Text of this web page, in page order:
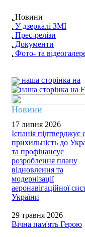
Новини
У дзеркалі ЗМІ
Прес-релізи
Документи
Фото- та
наша сторінка на
Новини
17 липня 2026
Іспанія підтверджує
прихильність до
та профінансує
розроблення плану
відновлення та
модернізації
аеронавігаційної
України
29 травня 2026
Вічна пам'ять Герою